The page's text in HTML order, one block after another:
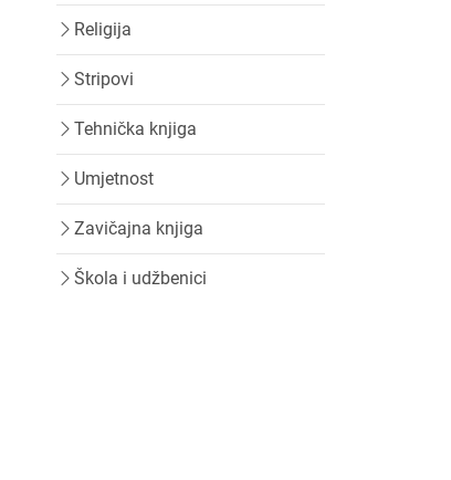
Religija
Stripovi
Tehnička knjiga
Umjetnost
Zavičajna knjiga
Škola i udžbenici